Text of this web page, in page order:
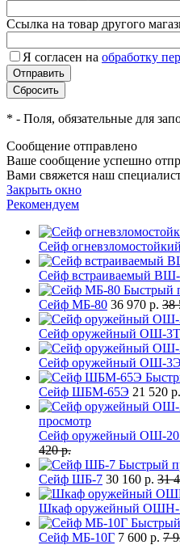
Ссылка на товар другого
Я согласен на обработку
* - Поля, обязательные для
Сообщение отправлено
Ваше сообщение успешно
Вами свяжется наш
Закрыть окно
Рекомендуем
Сейф
Сейф встраиваемый ВШ-
Быстрый
Сейф МБ-80 36 970 р. 38
Сейф оружейный ОШ-3Т
Сейф оружейный ОШ-3Э
Сейф ШБМ-65Э 21 520 р.
просмотр
Сейф оружейный ОШ-
420 р.
Быстрый
Сейф ШБ-7 30 160 р. 31
Шкаф оружейный
Сейф МБ-10Г 7 600 р. 7